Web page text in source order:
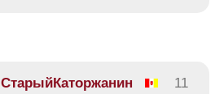
СтарыйКаторжанин
11